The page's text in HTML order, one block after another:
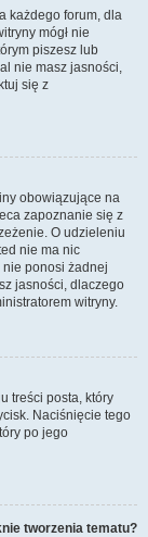
każdego forum, dla
mógł nie
piszesz lub
nie masz jasności,
się z
obowiązujące na
zapoznanie się z
O udzieleniu
nie ma nic
ponosi żadnej
jasności, dlaczego
witryny.
treści posta, który
Naciśnięcie tego
po jego
tworzenia tematu?